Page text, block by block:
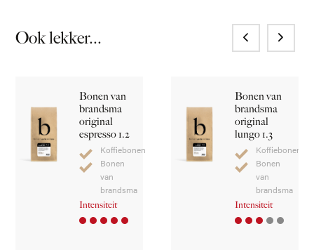
Ook lekker...
Bonen van
brandsma
original
espresso 1.2
Koffiebonen
Bonen
van
brandsma
Intensiteit
Bonen van
brandsma
original
lungo 1.3
Koffiebonen
Bonen
van
brandsma
Intensiteit